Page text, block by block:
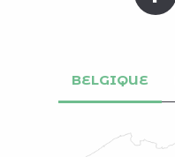
BELGIQUE